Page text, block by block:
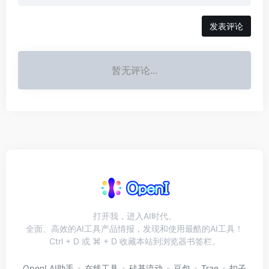
发表评论
暂无评论...
打开我，进入AI时代。
全面、高效的AI工具产品情报，发现和使用最酷的AI工具！
Ctrl + D 或 ⌘ + D 收藏本站到浏览器书签栏。